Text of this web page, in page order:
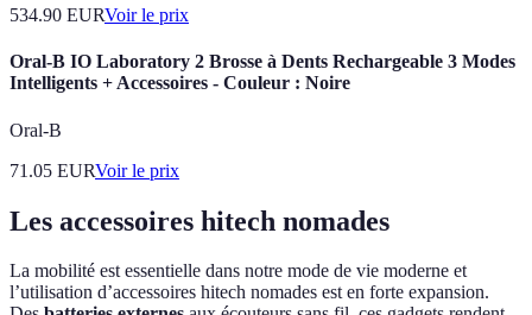
534.90 EURVoir le prix
Oral-B IO Laboratory 2 Brosse à Dents Rechargeable 3 Modes
Intelligents + Accessoires - Couleur : Noire
Oral-B
71.05 EURVoir le prix
Les accessoires hitech nomades
La mobilité est essentielle dans notre mode de vie moderne et
l’utilisation d’accessoires hitech nomades est en forte expansion.